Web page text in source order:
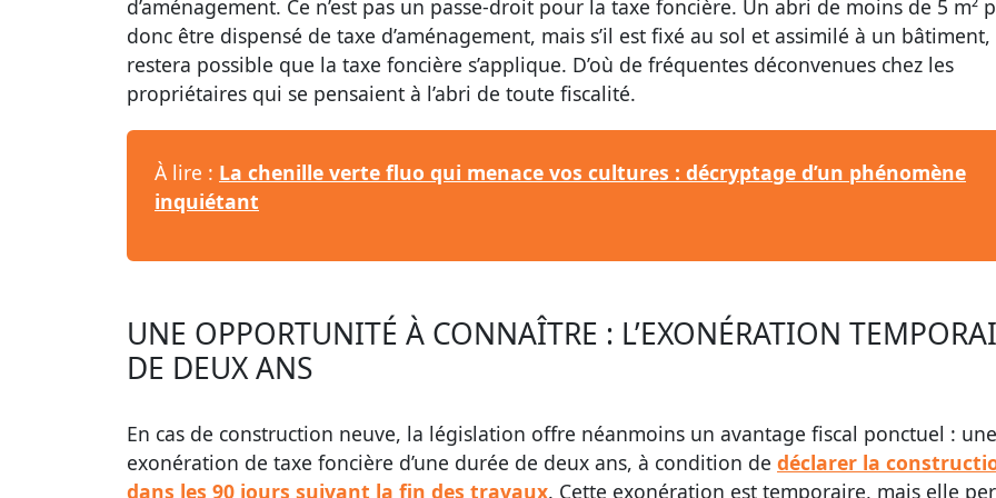
d’aménagement. Ce n’est pas un passe-droit pour la taxe foncière. Un abri de moins de 5 m²
donc être dispensé de taxe d’aménagement, mais s’il est fixé au sol et assimilé à un bâtiment,
restera possible que la taxe foncière s’applique. D’où de fréquentes déconvenues chez les
propriétaires qui se pensaient à l’abri de toute fiscalité.
À lire : La chenille verte fluo qui menace vos cultures : décryptage d’un phénomène
inquiétant
UNE OPPORTUNITÉ À CONNAÎTRE : L’EXONÉRATION
DE DEUX ANS
En cas de construction neuve, la législation offre néanmoins un avantage fiscal ponctuel : une
exonération de taxe foncière d’une durée de deux ans, à condition de déclarer la
dans les 90 jours suivant la fin des travaux. Cette exonération est temporaire, mais elle